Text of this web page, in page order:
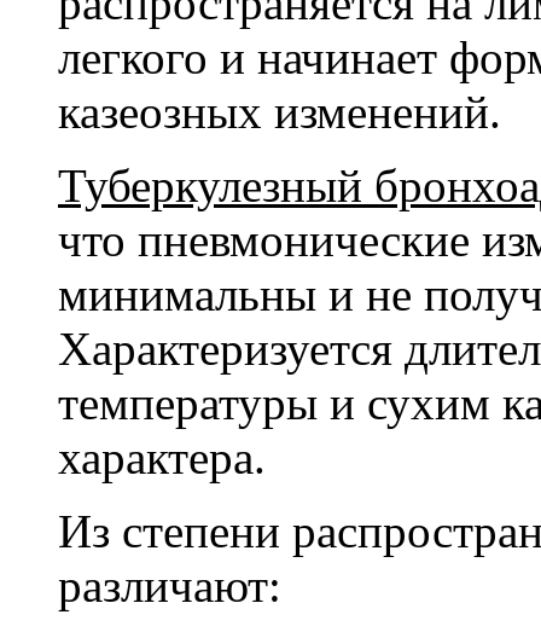
легкого и начинает
казеозных изменений.
Туберкулезный
что пневмонические
минимальны и не
Характеризуется
температуры и сухим
характера.
Из степени
различают: